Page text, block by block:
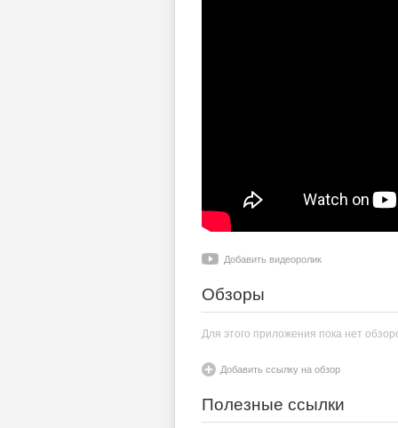
Добавить видеоролик
Обзоры
Для этого приложения пока нет
Добавить ссылку на обзор
Полезные ссылки